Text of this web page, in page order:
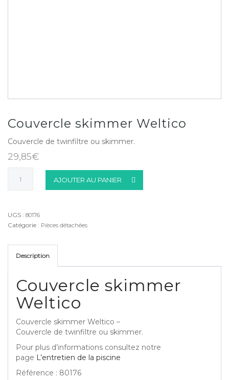
Couvercle skimmer Weltico
Couvercle de twinfiltre ou skimmer.
29,85€
Weltico
AJOUTER AU PANIER
UGS : 80176
Catégorie : Pièces détachées
Description
Couvercle skimmer
Weltico
Couvercle skimmer Weltico –
Couvercle de twinfiltre ou skimmer.
Pour plus d’informations consultez notre
page L’entretien de la piscine
Référence : 80176